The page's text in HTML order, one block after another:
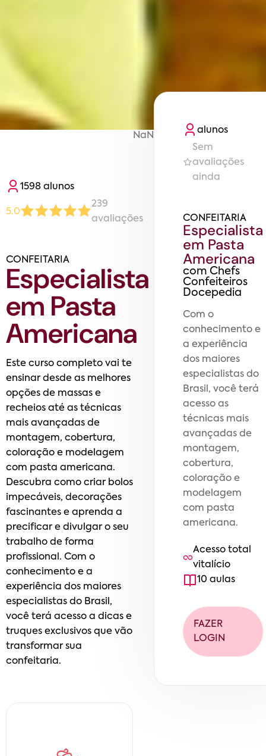
1598 alunos
5.0
239
avaliações
CONFEITARIA
Especialista
em Pasta
Americana
Este curso completo vai te
ensinar desde as melhores
opções de massas e
recheios até as técnicas
mais avançadas de
montagem, cobertura,
coloração e modelagem
com pasta americana.
Descubra como criar bolos
impecáveis, decorações
fascinantes e aprenda a
precificar e divulgar o seu
trabalho de forma
profissional. Com o
conhecimento e a
experiência dos maiores
especialistas do Brasil,
você terá acesso a dicas e
truques exclusivos que vão
transformar sua
confeitaria.
NaN
alunos
Sem
avaliações
ainda
CONFEITARIA
Especialista
em Pasta
Americana
com Chefs
Confeiteiros
Docepedia
Com o
conhecimento e
a experiência
dos maiores
especialistas do
Brasil, você terá
acesso as
técnicas mais
avançadas de
montagem,
cobertura,
coloração e
modelagem
com pasta
americana.
Acesso total
vitalício
10 aulas
FAZER
LOGIN